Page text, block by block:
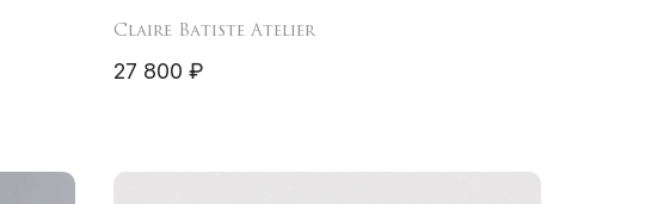
Claire Batiste Atelier
27 800 ₽